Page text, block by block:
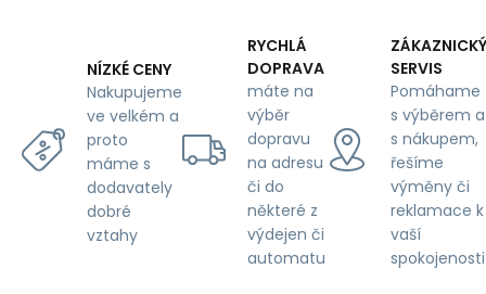
NÍZKÉ CENY
Nakupujeme
ve velkém a
proto
máme s
dodavately
dobré
vztahy
RYCHLÁ
DOPRAVA
máte na
výběr
dopravu
na adresu
či do
některé z
výdejen či
automatu
ZÁKAZNICKÝ
SERVIS
Pomáhame
s výběrem a
s nákupem,
řešíme
výměny či
reklamace k
vaší
spokojenosti